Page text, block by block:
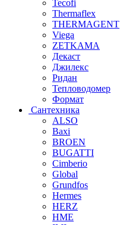
Tecofi
Thermaflex
THERMAGENT
Viega
ZETKAMA
Декаст
Джилекс
Ридан
Тепловодомер
Формат
Сантехника
ALSO
Baxi
BROEN
BUGATTI
Cimberio
Global
Grundfos
Hermes
HERZ
HME